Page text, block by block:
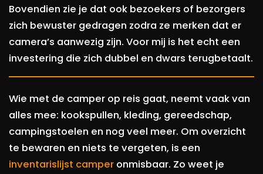
Bovendien zie je dat ook bezoekers of bezorgers
zich bewuster gedragen zodra ze merken dat er
camera’s aanwezig zijn. Voor mij is het echt een
investering die zich dubbel en dwars terugbetaalt.
Wie met de camper op reis gaat, neemt vaak van
alles mee: kookspullen, kleding, gereedschap,
campingstoelen en nog veel meer. Om overzicht
te bewaren en niets te vergeten, is een
inventarislijst camper onmisbaar. Zo weet je